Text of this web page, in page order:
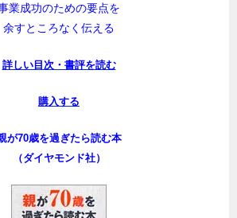
業成功のための要点を
余すところなく伝える
詳しい目次・書評を読む
購入する
が70歳を過ぎたら読む本
（ダイヤモンド社）